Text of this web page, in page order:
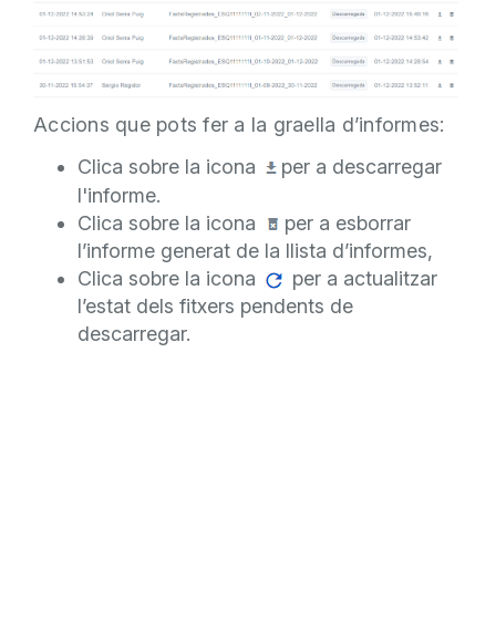
Accions que pots fer a la graella d’informes:
Clica sobre la icona
per a descarregar
l'informe.
Clica sobre la icona
per a esborrar
l’informe generat de la llista d’informes,
Clica sobre la icona
per a actualitzar
l’estat dels fitxers pendents de
descarregar.